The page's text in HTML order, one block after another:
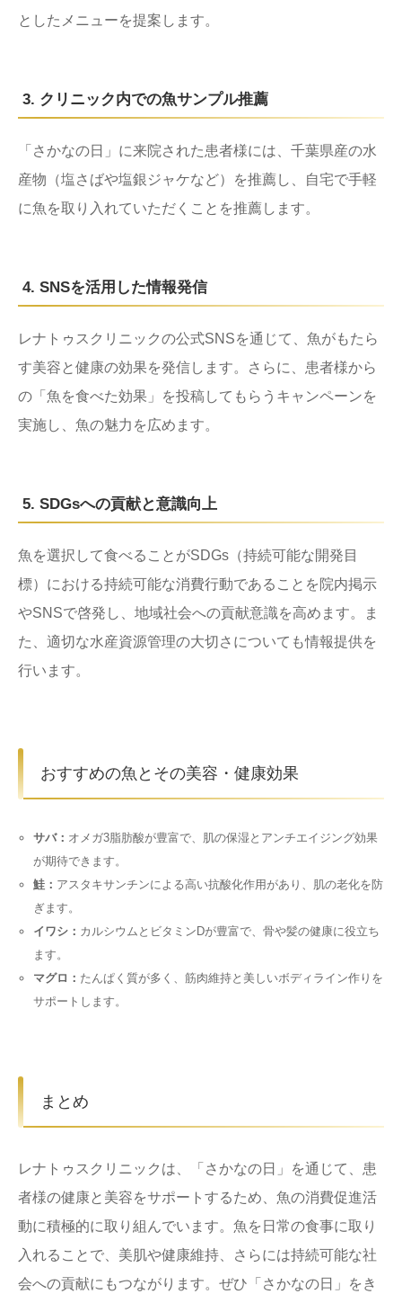
としたメニューを提案します。
3. クリニック内での魚サンプル推薦
「さかなの日」に来院された患者様には、千葉県産の水
産物（塩さばや塩銀ジャケなど）を推薦し、自宅で手軽
に魚を取り入れていただくことを推薦します。
4. SNSを活用した情報発信
レナトゥスクリニックの公式SNSを通じて、魚がもたら
す美容と健康の効果を発信します。さらに、患者様から
の「魚を食べた効果」を投稿してもらうキャンペーンを
実施し、魚の魅力を広めます。
5. SDGsへの貢献と意識向上
魚を選択して食べることがSDGs（持続可能な開発目
標）における持続可能な消費行動であることを院内掲示
やSNSで啓発し、地域社会への貢献意識を高めます。ま
た、適切な水産資源管理の大切さについても情報提供を
行います。
おすすめの魚とその美容・健康効果
サバ： オメガ3脂肪酸が豊富で、肌の保湿とアンチエイジング効果
が期待できます。
鮭： アスタキサンチンによる高い抗酸化作用があり、肌の老化を防
ぎます。
イワシ： カルシウムとビタミンDが豊富で、骨や髪の健康に役立ち
ます。
マグロ： たんぱく質が多く、筋肉維持と美しいボディライン作りを
サポートします。
まとめ
レナトゥスクリニックは、「さかなの日」を通じて、患
者様の健康と美容をサポートするため、魚の消費促進活
動に積極的に取り組んでいます。魚を日常の食事に取り
入れることで、美肌や健康維持、さらには持続可能な社
会への貢献にもつながります。ぜひ「さかなの日」をき